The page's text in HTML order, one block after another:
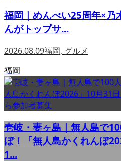
福岡｜めんべい25周年×乃
んがトップサ...
2026.08.09福岡, グルメ
福岡
壱岐・妻ヶ島｜無人島で
ぼ！「無人島かくれんぼ
1...